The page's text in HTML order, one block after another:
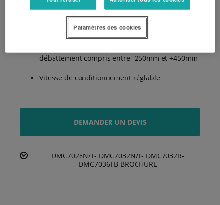
rouleaux
Une suspension au design innovante
débattement compris entre -250mm et +450mm
Vitesse de conditionnement réglable
DEMANDER UN DEVIS
DMC7028N/T- DMC7032N/T- DMC7032R-
DMC7036TB BROCHURE
Paramètres des cookies